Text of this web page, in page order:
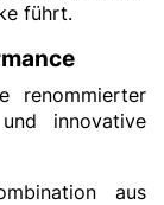
führt.
renommierter
innovative
aus